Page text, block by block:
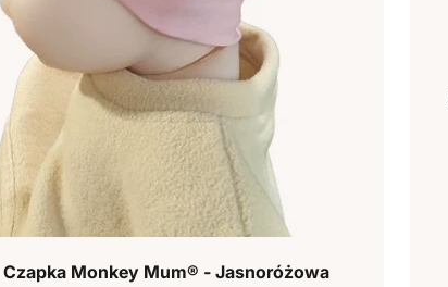
Czapka Monkey Mum® - Jasnoróżowa